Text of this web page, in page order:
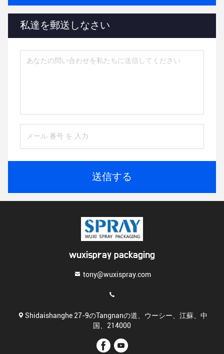
私達を郵送しなさい
送信する
wuxispray packaging
tony@wuxispray.com
Shidaishanghe 27-9のTangnanの道、ウーシー、江蘇、中
国、214000